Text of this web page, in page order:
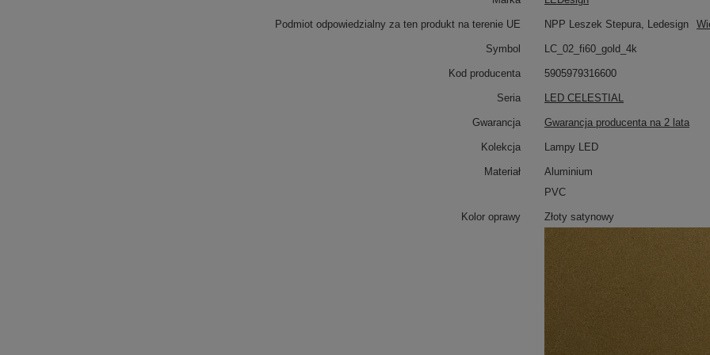
Podmiot odpowiedzialny za ten produkt na terenie UE NPP Leszek Stepura, Ledesign
Symbol LC_02_fi60_gold_4k
Kod producenta 5905979316600
Seria LED CELESTIAL
Gwarancja Gwarancja producenta na 2 lata
Kolekcja Lampy LED
Materiał
Aluminium
PVC
Kolor oprawy Złoty satynowy